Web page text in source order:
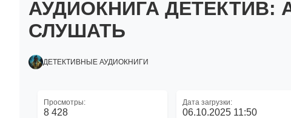
АУДИОКНИГА ДЕТЕКТИВ:
СЛУШАТЬ
ДЕТЕКТИВНЫЕ АУДИОКНИГИ
Просмотры:
8 428
Дата загрузки:
06.10.2025 11:50